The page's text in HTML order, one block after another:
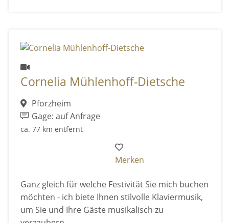
Cornelia Mühlenhoff-Dietsche
Pforzheim
Gage: auf Anfrage
ca. 77 km entfernt
Merken
Ganz gleich für welche Festivität Sie mich buchen
möchten - ich biete Ihnen stilvolle Klaviermusik,
um Sie und Ihre Gäste musikalisch zu